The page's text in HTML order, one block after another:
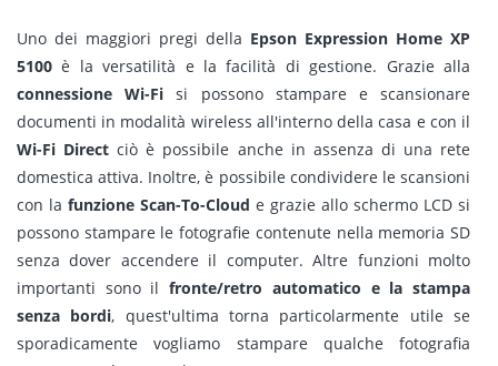
Uno dei maggiori pregi della Epson Expression Home XP
5100 è la versatilità e la facilità di gestione. Grazie alla
connessione Wi-Fi si possono stampare e scansionare
documenti in modalità wireless all'interno della casa e con il
Wi-Fi Directciò è possibile anche in assenza di una rete
domestica attiva. Inoltre, è possibile condividere le scansioni
con la funzione Scan-To-Cloud e grazie allo schermo LCD si
possono stampare le fotografie contenute nella memoria SD
senza dover accendere il computer. Altre funzioni molto
importanti sono ilfronte/retro automatico e la stampa
senza bordi, quest'ultima torna particolarmente utile se
sporadicamente vogliamo stampare qualche fotografia